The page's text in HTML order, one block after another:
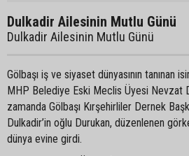
Dulkadir Ailesinin Mutlu Günü
Dulkadir Ailesinin Mutlu Günü
Gölbaşı iş ve siyaset dünyasının tanınan
MHP Belediye Eski Meclis Üyesi Nevzat
zamanda Gölbaşı Kırşehirliler Dernek
Dulkadir’in oğlu Durukan, düzenlenen
dünya evine girdi.